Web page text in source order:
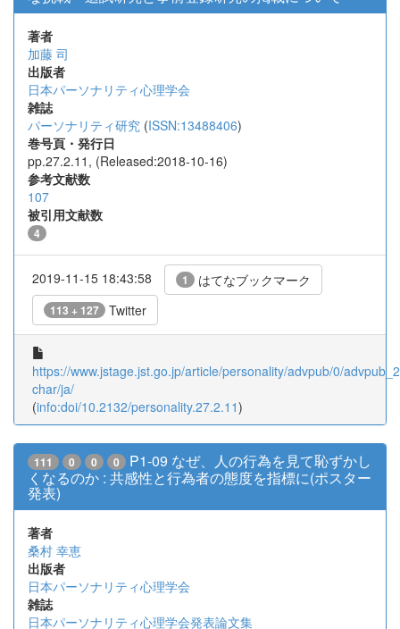
著者
加藤 司
出版者
日本パーソナリティ心理学会
雑誌
パーソナリティ研究 (ISSN:13488406)
巻号頁・発行日
pp.27.2.11, (Released:2018-10-16)
参考文献数
107
被引用文献数
4
2019-11-15 18:43:58 1 はてなブックマーク
113 + 127 Twitter
https://www.jstage.jst.go.jp/article/personality/advpub/0/
char/ja/
(info:doi/10.2132/personality.27.2.11)
111 0 0 0
P1-09 なぜ、人の行為を見て恥ずかし
くなるのか : 共感性と行為者の態度を指標に(ポスター
発表)
著者
桑村 幸恵
出版者
日本パーソナリティ心理学会
雑誌
日本パーソナリティ心理学会発表論文集